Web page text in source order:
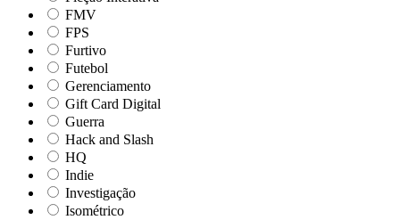
FMV
FPS
Furtivo
Futebol
Gerenciamento
Gift Card Digital
Guerra
Hack and Slash
HQ
Indie
Investigação
Isométrico